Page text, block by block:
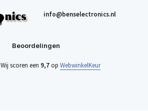
info@benselectronics.nl
Beoordelingen
Wij scoren een 9,7op WebwinkelKeur